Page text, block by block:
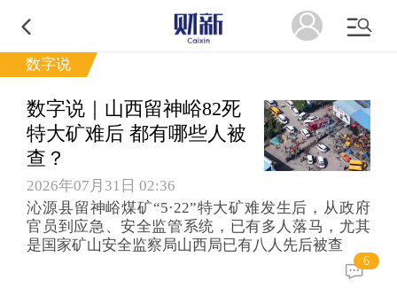
数字说
数字说｜山西留神峪82死
特大矿难后 都有哪些人被
查？
2026年07月31日 02:36
沁源县留神峪煤矿“5·22”特大矿难发生后，从政府
官员到应急、安全监管系统，已有多人落马，尤其
是国家矿山安全监察局山西局已有八人先后被查
6